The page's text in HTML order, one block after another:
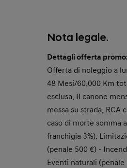
Nota legale.
Dettagli offerta
Offerta di noleggio a
48 Mesi/60.000 Km
esclusa. Il canone
messa su strada,
caso di morte somma
franchigia 3%).
(penale 500 €) -
Eventi naturali (penale